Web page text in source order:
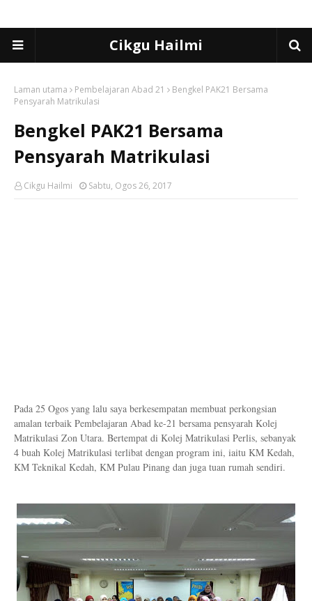
Cikgu Hailmi
Laman utama Pembelajaran Abad 21
Bengkel PAK21 Bersama
Pensyarah Matrikulasi
Bengkel PAK21 Bersama
Pensyarah Matrikulasi
Cikgu Hailmi Sabtu, Ogos 26, 2017
Pada 25 Ogos yang lalu saya berkesempatan membuat perkongsian
amalan terbaik Pembelajaran Abad ke-21 bersama pensyarah Kolej
Matrikulasi Zon Utara. Bertempat di Kolej Matrikulasi Perlis, sebanyak
4 buah Kolej Matrikulasi terlibat dengan program ini, iaitu KM Kedah,
KM Teknikal Kedah, KM Pulau Pinang dan juga tuan rumah sendiri.